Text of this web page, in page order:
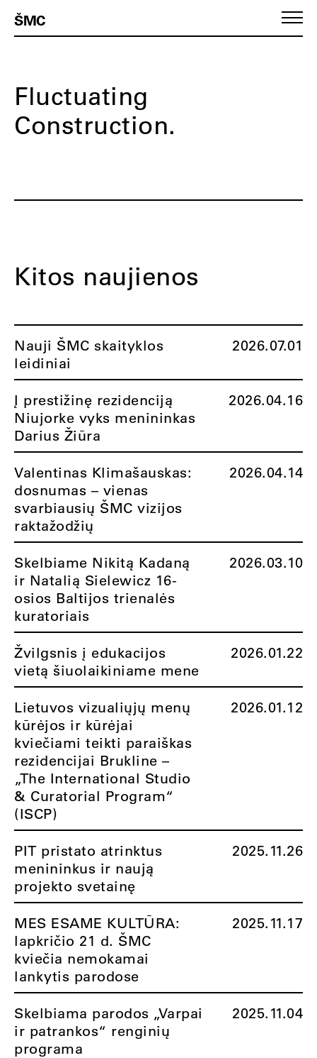
ŠMC
Fluctuating
Construction.
Kitos naujienos
Nauji ŠMC skaityklos
leidiniai
2026.07.01
Į prestižinę rezidenciją
Niujorke vyks menininkas
Darius Žiūra
2026.04.16
Valentinas Klimašauskas:
dosnumas – vienas
svarbiausių ŠMC vizijos
raktažodžių
2026.04.14
Skelbiame Nikitą Kadaną
ir Natalią Sielewicz 16-
osios Baltijos trienalės
kuratoriais
2026.03.10
Žvilgsnis į edukacijos
vietą šiuolaikiniame mene
2026.01.22
Lietuvos vizualiųjų menų
kūrėjos ir kūrėjai
kviečiami teikti paraiškas
rezidencijai Brukline –
„The International Studio
& Curatorial Program“
(ISCP)
2026.01.12
PIT pristato atrinktus
menininkus ir naują
projekto svetainę
2025.11.26
MES ESAME KULTŪRA:
lapkričio 21 d. ŠMC
kviečia nemokamai
lankytis parodose
2025.11.17
Skelbiama parodos „Varpai
ir patrankos“ renginių
programa
2025.11.04